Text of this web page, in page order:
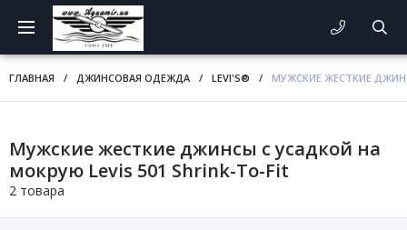
ГЛАВНАЯ / ДЖИНСОВАЯ ОДЕЖДА / LEVI'S® / МУЖСКИЕ ЖЕСТКИЕ
Мужские жесткие джинсы с усадкой на
мокрую Levis 501 Shrink-To-Fit
2 товара